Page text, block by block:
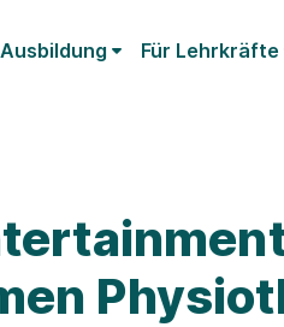
Für Lehrkräfte